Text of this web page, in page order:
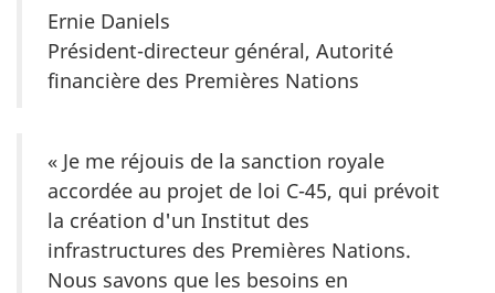
Ernie Daniels
Président-directeur général, Autorité
financière des Premières Nations
« Je me réjouis de la sanction royale
accordée au projet de loi C-45, qui prévoit
la création d'un Institut des
infrastructures des Premières Nations.
Nous savons que les besoins en